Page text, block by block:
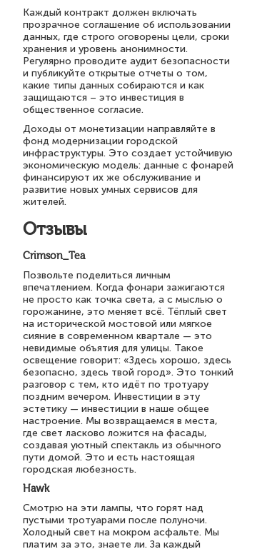
Каждый контракт должен включать
прозрачное соглашение об использовании
данных, где строго оговорены цели, сроки
хранения и уровень анонимности.
Регулярно проводите аудит безопасности
и публикуйте открытые отчеты о том,
какие типы данных собираются и как
защищаются – это инвестиция в
общественное согласие.
Доходы от монетизации направляйте в
фонд модернизации городской
инфраструктуры. Это создает устойчивую
экономическую модель: данные с фонарей
финансируют их же обслуживание и
развитие новых умных сервисов для
жителей.
Отзывы
Crimson_Tea
Позвольте поделиться личным
впечатлением. Когда фонари зажигаются
не просто как точка света, а с мыслью о
горожанине, это меняет всё. Тёплый свет
на исторической мостовой или мягкое
сияние в современном квартале — это
невидимые объятия для улицы. Такое
освещение говорит: «Здесь хорошо, здесь
безопасно, здесь твой город». Это тонкий
разговор с тем, кто идёт по тротуару
поздним вечером. Инвестиции в эту
эстетику — инвестиции в наше общее
настроение. Мы возвращаемся в места,
где свет ласково ложится на фасады,
создавая уютный спектакль из обычного
пути домой. Это и есть настоящая
городская любезность.
Hawk
Смотрю на эти лампы, что горят над
пустыми тротуарами после полуночи.
Холодный свет на мокром асфальте. Мы
платим за это, знаете ли. За каждый